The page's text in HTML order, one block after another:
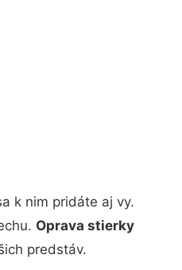
k nim pridáte aj vy.
Oprava stierky
predstáv.